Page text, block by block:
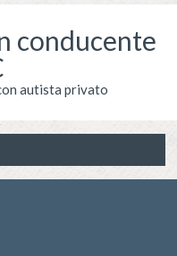
conducente
autista privato